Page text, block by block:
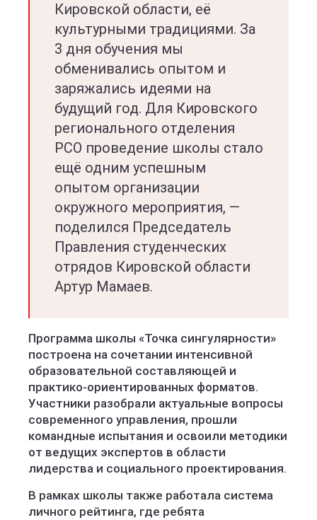
Кировской области, её
культурными традициями. За
3 дня обучения мы
обменивались опытом и
заряжались идеями на
будущий год. Для Кировского
регионального отделения
РСО проведение школы стало
ещё одним успешным
опытом организации
окружного мероприятия, —
поделился Председатель
Правления студенческих
отрядов Кировской области
Артур Мамаев.
Программа школы «Точка сингулярности»
построена на сочетании интенсивной
образовательной составляющей и
практико-ориентированных форматов.
Участники разобрали актуальные вопросы
современного управления, прошли
командные испытания и освоили методики
от ведущих экспертов в области
лидерства и социального проектирования.
В рамках школы также работала система
личного рейтинга, где ребята